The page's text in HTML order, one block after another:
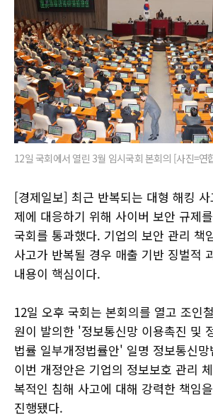
12일 국회에서 열린 3월 임시국회 본회의 [사진=연
[경제일보] 최근 반복되는 대형 해킹
제에 대응하기 위해 사이버 보안 규제
국회를 통과했다. 기업의 보안 관리 책
사고가 반복될 경우 매출 기반 징벌적
내용이 핵심이다.
12일 오후 국회는 본회의를 열고 조인
원이 발의한 '정보통신망 이용촉진 및
법률 일부개정법률안' 일명 정보통신
이번 개정안은 기업의 정보보호 관리
복적인 침해 사고에 대해 강력한 책임
진행됐다.